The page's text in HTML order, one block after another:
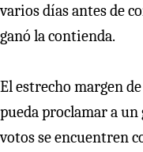
varios días antes de
ganó la contienda.
El estrecho margen
pueda proclamar a
votos se encuentren